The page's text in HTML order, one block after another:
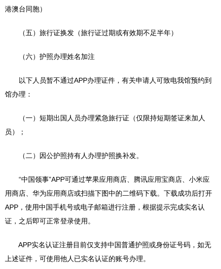
港澳台同胞）
（五）旅行证换发（旅行证过期或有效期不足半年）
（六）护照办理姓名加注
以下人员暂不通过APP办理证件，有关申请人可致电我馆预约到
馆办理：
（一）短期出国人员办理紧急旅行证（仅限持短期签证来加人
员）；
（二）因公护照持有人办理护照换补发。
“中国领事”APP可通过苹果应用商店、腾讯应用宝商店、小米应
用商店、华为应用商店或扫描下图中的二维码下载。下载成功后打开
APP，使用中国手机号或电子邮箱进行注册，根据提示完成实名认
证，之后即可正常登录使用。
APP实名认证注册目前仅支持中国普通护照或身份证号码，如无
上述证件，可使用他人已实名认证的账号办理。